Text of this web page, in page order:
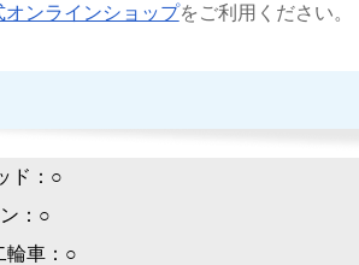
ンラインショップをご利用ください。
ド：○
：○
車：○